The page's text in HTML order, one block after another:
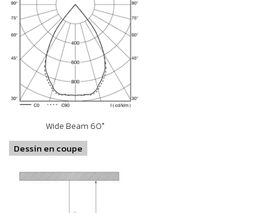
Wide Beam 60°
Dessin en coupe